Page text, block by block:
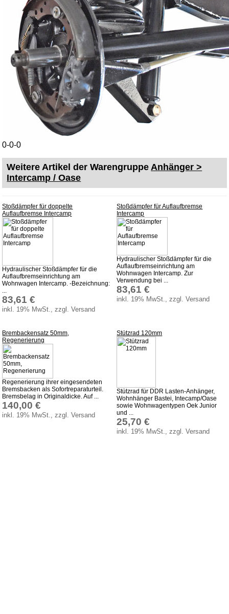
0-0-0
Weitere Artikel der WarengruppeAnhänger >
Intercamp / Oase
Stoßdämpfer für doppelte
Auflaufbremse Intercamp
Hydraulischer Stoßdämpfer für die
Auflaufbremseinrichtung am
Wohnwagen Intercamp. -Bezeichnung:
...
83,61 €
inkl. 19% MwSt., zzgl. Versand
Stoßdämpfer für Auflaufbremse
Intercamp
Hydraulischer Stoßdämpfer für die
Auflaufbremseinrichtung am
Wohnwagen Intercamp. Zur
Verwendung bei ...
83,61 €
inkl. 19% MwSt., zzgl. Versand
Brembackensatz 50mm,
Regenerierung
Regenerierung ihrer eingesendeten
Bremsbacken als Sofortreparaturteil.
Bremsbelag in Originaldicke. Auf ...
140,00 €
inkl. 19% MwSt., zzgl. Versand
Stützrad 120mm
Stützrad für DDR Lasten-Anhänger,
Wohnhänger Bastei, Intecamp/Oase
sowie Wohnwagentypen Oek Junior
und ...
25,70 €
inkl. 19% MwSt., zzgl. Versand